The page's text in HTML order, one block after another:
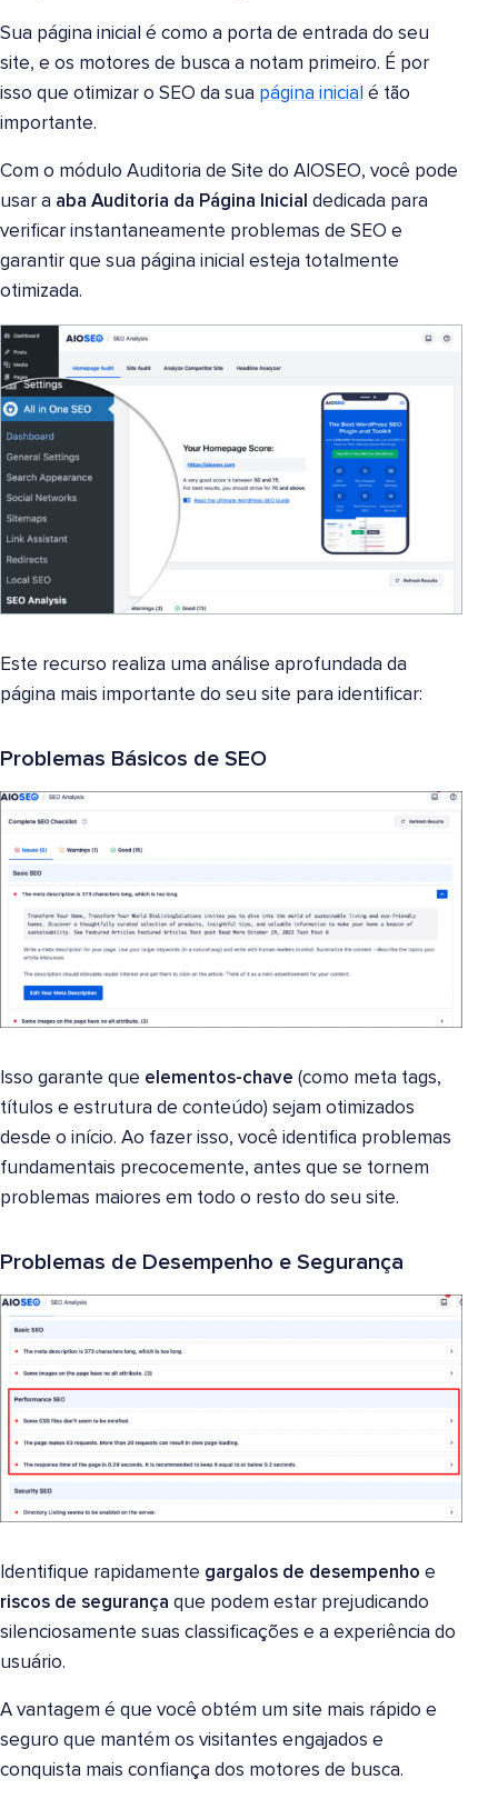
Sua página inicial é como a porta de entrada do seu
site, e os motores de busca a notam primeiro. É por
isso que otimizar o SEO da sua página inicial é tão
importante.
Com o módulo Auditoria de Site do AIOSEO, você pode
usar a aba Auditoria da Página Inicial dedicada para
verificar instantaneamente problemas de SEO e
garantir que sua página inicial esteja totalmente
otimizada.
Este recurso realiza uma análise aprofundada da
página mais importante do seu site para identificar:
Problemas Básicos de SEO
Isso garante que elementos-chave (como meta tags,
títulos e estrutura de conteúdo) sejam otimizados
desde o início. Ao fazer isso, você identifica problemas
fundamentais precocemente, antes que se tornem
problemas maiores em todo o resto do seu site.
Problemas de Desempenho e Segurança
Identifique rapidamente gargalos de desempenho e
riscos de segurança que podem estar prejudicando
silenciosamente suas classificações e a experiência do
usuário.
A vantagem é que você obtém um site mais rápido e
seguro que mantém os visitantes engajados e
conquista mais confiança dos motores de busca.